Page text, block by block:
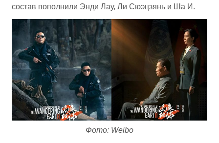
состав пополнили Энди Лау, Ли Сюэцзянь и Ша И.
Фото: Weibo